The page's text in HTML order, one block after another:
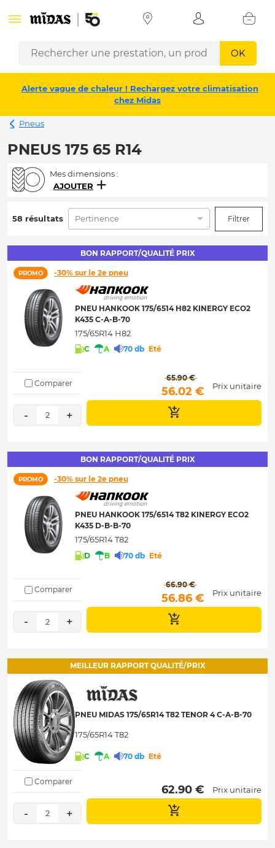
OK
Alerte vague de chaleur ! Rechargez votre climatisation
chez Midas
Pneus
PNEUS 175 65 R14
Mes dimensions :
AJOUTER
58 résultats Pertinence Filtrer
BON RAPPORT/QUALITÉ PRIX
PROMO -30% sur le 2e pneu
PNEU HANKOOK 175/6514 H82 KINERGY ECO2
K435 C-A-B-70
175/65R14 H82
C A 70 db Eté
Comparer
- 2 +
65.90 €
56.02 € Prix unitaire
BON RAPPORT/QUALITÉ PRIX
PROMO -30% sur le 2e pneu
PNEU HANKOOK 175/6514 T82 KINERGY ECO2
K435 D-B-B-70
175/65R14 T82
D B 70 db Eté
Comparer
- 2 +
66.90 €
56.86 € Prix unitaire
MEILLEUR RAPPORT QUALITÉ/PRIX
PNEU MIDAS 175/65R14 T82 TENOR 4 C-A-B-70
175/65R14 T82
C A 70 db Eté
Comparer
- 2 +
62.90 € Prix unitaire